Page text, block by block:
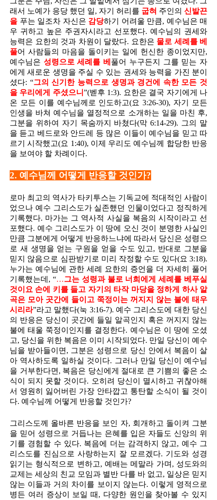
래서 노예가 응당 했던 일, 자기 허리를 굽혀 주인의 신발끈
을 푸는 일조차 자신은 감당하기 어려울 만큼, 예수님은 매
우 귀하고 높은 주권자시라고 선포했다. 예수님의 권세와
능력은 요한의 것과 차원이 달랐다. 요한은 물로 세례를 베
풀어 사람들의 마음을 돌이키는 일에 헌신한 종이었지만,
예수님은 성령으로 세례를 베 풀어 누구든지 그를 믿는 자
에게 새로운 생명을 주실 수 있는 권세와 능력을 가진 분이
셨다: “그의 신기한 능력으로 생명과 경건에 속한 모든 것
을 우리에게 주셨으니 ”(벧후 1:3). 요한은 결국 자기에게 나
온 모든 이를 예수님께로 인도하고(요 3:26-30), 자기 모든
인생을 바쳐 예수님을 열정적으로 소개하는 일을 마친 후,
그분을 위하여 자기 목숨까지 바쳤다(막 6:14-29). 그의 말
을 듣고 베드로와 안드레 등 많은 이들이 예수님을 믿고 따
르기 시작했고(요 1:40), 이제 우리도 예수님께 합당한 반응
을 보여야 할 차례이다.
2. 예수님께 어떻게 반응할 것인가?
로마 최고의 역사가 타키투스는 기독교에 적대적인 사람이
었으나 예수 그리스도가 실존했던 인물이었다고 정직하게
기록했다. 마가는 그 역사적 사실을 복음의 시작이라고 선
포했다. 예수 그리스도가 이 땅에 오신 것이 분명한 사실인
만큼 그분에게 어떻게 반응하느냐에 따라서 당신은 성령으
로 새 생명을 얻는 구원을 얻을 수도 있고, 반대로 그분을
믿지 않음으로 심판받기로 미리 작정할 수도 있다(요 3:18).
누가는 예수님에 관한 세례 요한의 증언을 더 자세히 풀어
기록했는데, “…그는 성령과 불로 너희에게 세례를 베푸실
것이요 손에 키를 들고 자기의 타작 마당을 정하게 하사 알
곡은 모아 곳간에 들이고 쭉정이는 꺼지지 않는 불에 태우
시리라”라고 말했다(눅 3:16-7). 예수 그리스도에 대한 당신
의 반응은 당신이 곳간에 들일 알곡인지 혹은 꺼지지 않는
불에 태울 쭉정이인지를 결정한다. 예수님은 이 땅에 오셨
고, 당신을 위한 복음은 이미 시작되었다. 만일 당신이 예수
님을 받아들이면, 그분은 성령으로 당신 안에서 복음이 살
아 역사하도록 일하실 것이다. 그러나 만일 당신이 예수님
을 거부한다면, 복음은 당신에게 절대로 큰 기쁨의 좋은 소
식이 되지 못할 것이다. 오히려 당신이 멸시하고 귀찮아해
서 영원히 잃어버린 가장 안타깝고 통탄할 소식이 될 것이
다. 예수님께 어떻게 반응할 것인가?
그리스도께 올바른 반응을 보인 자, 회개하고 돌이켜 그분
을 믿어 성령으로 거듭나는 은혜를 입은 자들도 신앙의 위
기를 경험할 수 있다. 복음에 더는 감격하지 않고, 예수 그
리스도를 진심으로 사랑하는지 잘 모르겠다. 기도와 성경
읽기는 형식적으로 변하고, 예배는 메말라 가며, 성도와의
교제는 세상의 친교 모임과 별반 다를 바 없고, 일상은 믿지
않는 이들과 거의 차이를 보이지 않는다. 이렇게 영적으로
병든 여러 증상이 보일 때, 다양한 원인을 찾아볼 수 있지